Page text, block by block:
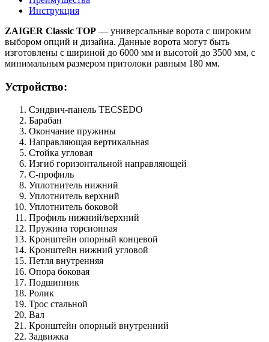
Инструкция
ZAIGER Classic TOP — универсальные ворота с широким
выбором опций и дизайна. Данные ворота могут быть
изготовлены с шириной до 6000 мм и высотой до 3500 мм, с
минимальным размером притолоки равным 180 мм.
Устройство:
Сэндвич-панель TECSEDO
Барабан
Окончание пружины
Направляющая вертикальная
Стойка угловая
Изгиб горизонтальной направляющей
С-профиль
Уплотнитель нижний
Уплотнитель верхний
Уплотнитель боковой
Профиль нижний/верхний
Пружина торсионная
Кронштейн опорный концевой
Кронштейн нижний угловой
Петля внутренняя
Опора боковая
Подшипник
Ролик
Трос стальной
Вал
Кронштейн опорный внутренний
Задвижка